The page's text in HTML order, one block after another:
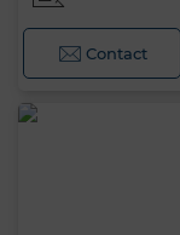
Contact